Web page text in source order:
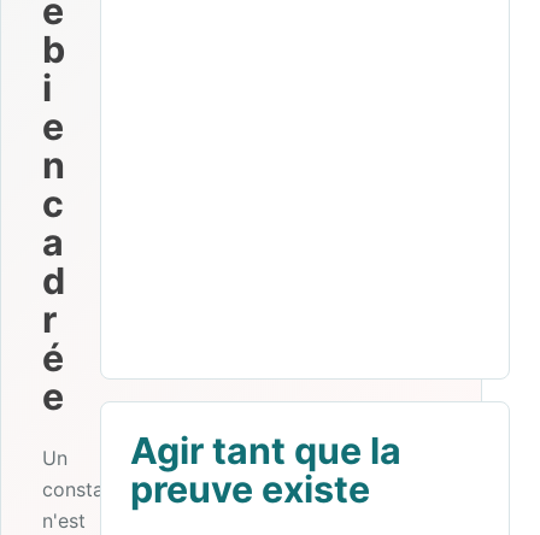
e
b
i
e
n
c
a
d
r
é
e
Un
constat
n'est
Agir tant que la
preuve existe